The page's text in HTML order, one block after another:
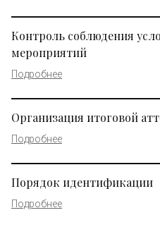
Контроль соблюдения
мероприятий
Подробнее
Организация итоговой
Подробнее
Порядок идентификации
Подробнее